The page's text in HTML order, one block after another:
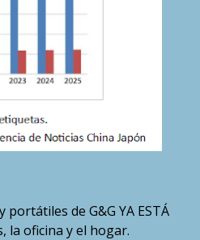
de G&G YA ESTÁ
la oficina y el hogar.